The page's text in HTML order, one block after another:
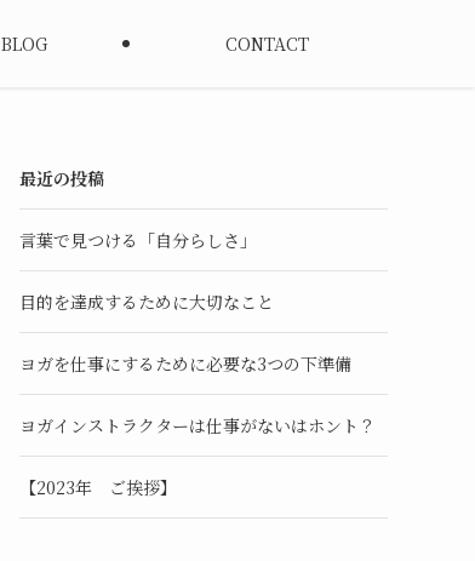
BLOG CONTACT
最近の投稿
言葉で見つける「自分らしさ」
目的を達成するために大切なこと
ヨガを仕事にするために必要な3つの下準備
ヨガインストラクターは仕事がないはホント？
【2023年 ご挨拶】